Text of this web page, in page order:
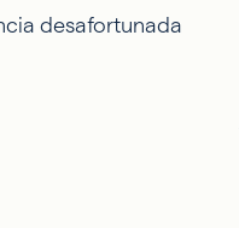
desafortunada